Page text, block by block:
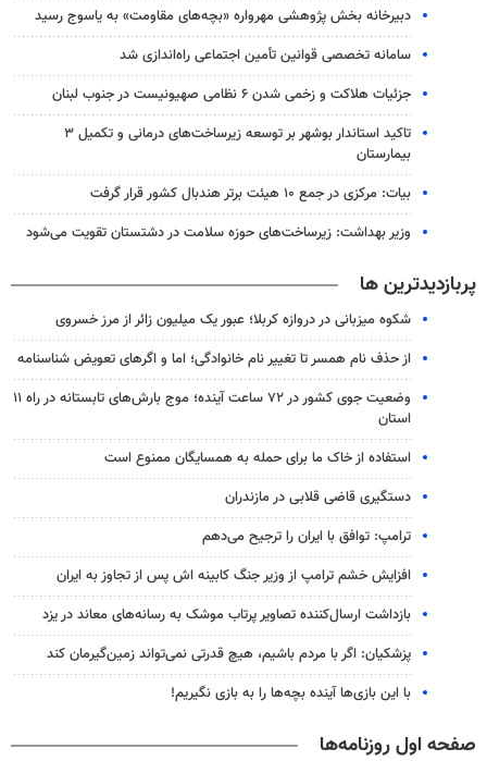
دبیرخانه بخش پژوهشی مهرواره «بچه‌های مقاومت» به یاسوج رسید
سامانه تخصصی قوانین تأمین اجتماعی راه‌اندازی شد
جزئیات هلاکت و زخمی شدن ۶ نظامی صهیونیست در جنوب لبنان
تاکید استاندار بوشهر بر توسعه زیرساخت‌های درمانی و تکمیل ۳
بیمارستان
بیات: مرکزی در جمع ۱۰ هیئت برتر هندبال کشور قرار گرفت
وزیر بهداشت: زیرساخت‌های حوزه سلامت در دشتستان تقویت می‌شود
پربازدیدترین ها
شکوه میزبانی در دروازه کربلا؛ عبور یک میلیون زائر از مرز خسروی
از حذف نام همسر تا تغییر نام خانوادگی؛ اما و اگرهای تعویض شناسنامه
وضعیت جوی کشور در ۷۲ ساعت آینده؛ موج بارش‌های تابستانه در راه ۱۱
استان
استفاده از خاک ما برای حمله به همسایگان ممنوع است
دستگیری قاضی قلابی در مازندران
ترامپ: توافق با ایران را ترجیح می‌دهم
افزایش خشم ترامپ از وزیر جنگ کابینه اش پس از تجاوز به ایران
بازداشت ارسال‌کننده تصاویر پرتاب موشک به رسانه‌های معاند در یزد
پزشکیان: اگر با مردم باشیم، هیچ قدرتی نمی‌تواند زمین‌گیرمان کند
با این بازی‌ها آینده بچه‌ها را به بازی نگیریم!
صفحه اول روزنامه‌ها